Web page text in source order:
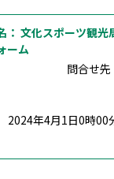
： 文化スポーツ観光
ーム
問合せ先
2024年4月1日0時00